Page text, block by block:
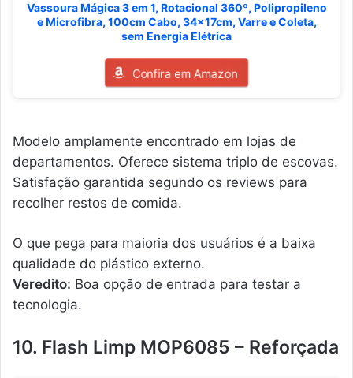
Vassoura Mágica 3 em 1, Rotacional 360º, Polipropileno
e Microfibra, 100cm Cabo, 34x17cm, Varre e Coleta,
sem Energia Elétrica
Confira em Amazon
Modelo amplamente encontrado em lojas de
departamentos. Oferece sistema triplo de escovas.
Satisfação garantida segundo os reviews para
recolher restos de comida.
O que pega para maioria dos usuários é a baixa
qualidade do plástico externo.
Veredito: Boa opção de entrada para testar a
tecnologia.
10. Flash Limp MOP6085 – Reforçada